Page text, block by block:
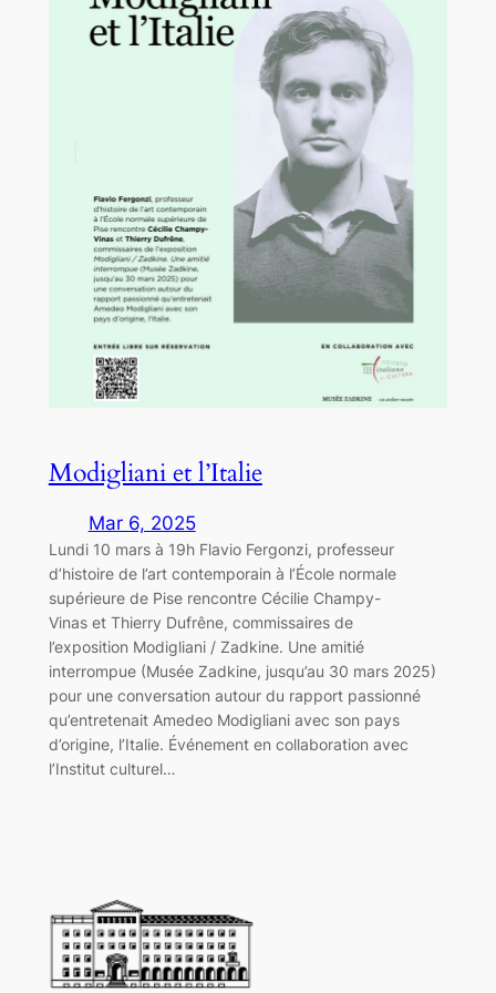
Modigliani et l’Italie
Mar 6, 2025
Lundi 10 mars à 19h Flavio Fergonzi, professeur
d’histoire de l’art contemporain à l’École normale
supérieure de Pise rencontre Cécilie Champy-
Vinas et Thierry Dufrêne, commissaires de
l’exposition Modigliani / Zadkine. Une amitié
interrompue (Musée Zadkine, jusqu’au 30 mars 2025)
pour une conversation autour du rapport passionné
qu’entretenait Amedeo Modigliani avec son pays
d’origine, l’Italie. Événement en collaboration avec
l’Institut culturel…